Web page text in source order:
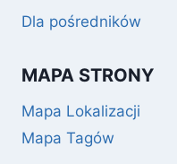
Dla pośredników
MAPA STRONY
Mapa Lokalizacji
Mapa Tagów